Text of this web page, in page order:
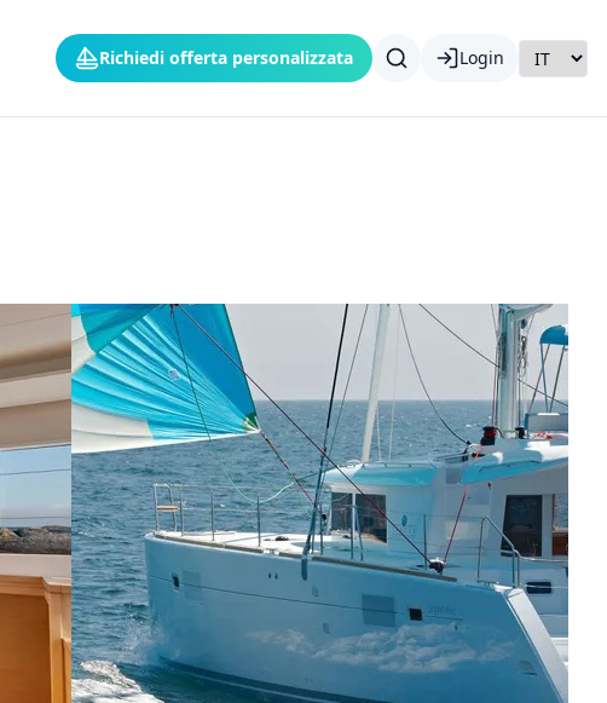
Richiedi offerta personalizzata Login